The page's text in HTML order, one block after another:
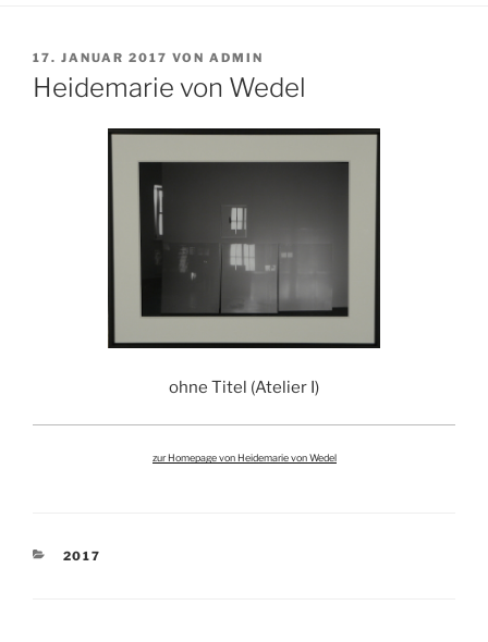
VERÖFFENTLICHT
AM
17. JANUAR 2017 VON ADMIN
Heidemarie von Wedel
ohne Titel (Atelier I)
zur Homepage von Heidemarie von Wedel
KATEGORIEN
2017